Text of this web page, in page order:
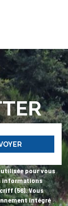
pour vous
informations
(56). Vous
intégré